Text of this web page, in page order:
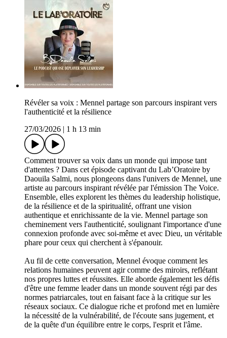
Révéler sa voix : Mennel partage son parcours inspirant vers
l'authenticité et la résilience
27/03/2026
1 h 13 min
Comment trouver sa voix dans un monde qui impose tant
d'attentes ? Dans cet épisode captivant du Lab’Oratoire by
Daouila Salmi, nous plongeons dans l'univers de Mennel, une
artiste au parcours inspirant révélée par l'émission The Voice.
Ensemble, elles explorent les thèmes du leadership holistique,
de la résilience et de la spiritualité, offrant une vision
authentique et enrichissante de la vie. Mennel partage son
cheminement vers l'authenticité, soulignant l'importance d'une
connexion profonde avec soi-même et avec Dieu, un véritable
phare pour ceux qui cherchent à s'épanouir.
Au fil de cette conversation, Mennel évoque comment les
relations humaines peuvent agir comme des miroirs, reflétant
nos propres luttes et réussites. Elle aborde également les défis
d'être une femme leader dans un monde souvent régi par des
normes patriarcales, tout en faisant face à la critique sur les
réseaux sociaux. Ce dialogue riche et profond met en lumière
la nécessité de la vulnérabilité, de l'écoute sans jugement, et
de la quête d'un équilibre entre le corps, l'esprit et l'âme.